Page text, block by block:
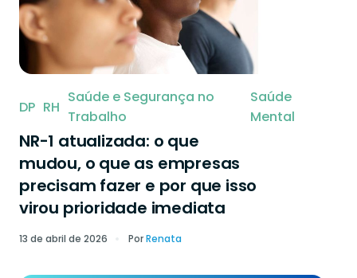
DP RH
Saúde e Segurança no
Trabalho
Saúde
Mental
NR-1 atualizada: o que
mudou, o que as empresas
precisam fazer e por que isso
virou prioridade imediata
13 de abril de 2026 PorRenata